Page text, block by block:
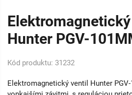
Elektromagnetický
Hunter PGV-
Kód produktu: 31232
Elektromagnetický ventil Hunter PGV-